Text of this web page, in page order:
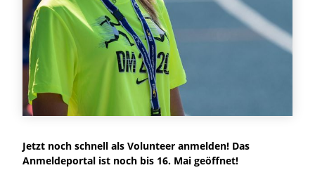
Jetzt noch schnell als Volunteer anmelden! Das
Anmeldeportal ist noch bis 16. Mai geöffnet!